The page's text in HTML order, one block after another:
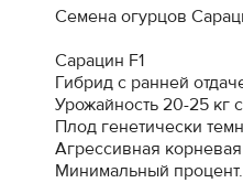
Семена огурцов
Сарацин F1
Гибрид с ранней
Урожайность 20-25 кг
Плод генетически
Агрессивная
Минимальный